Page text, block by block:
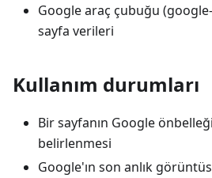
Google araç çubuğu
sayfa verileri
Kullanım durumları
Bir sayfanın Google
belirlenmesi
Google'ın son anlık